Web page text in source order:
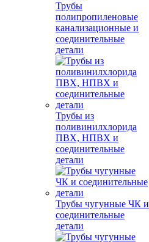
Трубы
полипропиленовые
канализационные и
соединительные
детали
Трубы из
поливинилхлорида
ПВХ, НПВХ и
соединительные
детали
Трубы чугунные ЧК и
соединительные
детали